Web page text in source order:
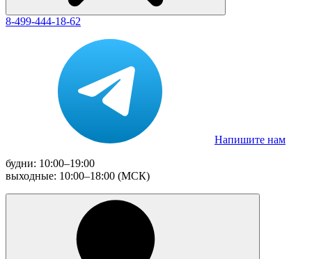
8-499-444-18-62
Напишите нам
будни: 10:00–19:00
выходные: 10:00–18:00 (МСК)